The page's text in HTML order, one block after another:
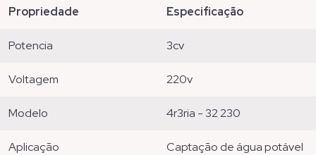
propriedade especificação
potencia 3cv
voltagem 220v
modelo 4r3ria - 32 230
aplicação
captação de água potável